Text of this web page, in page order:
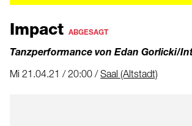
Impact ABGESAGT
Tanzperformance von Edan Gorlicki/
Mi 21.04.21 / 20:00 /Saal (Altstadt)